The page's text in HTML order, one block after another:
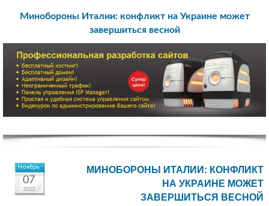
Минобороны Италии: конфликт на Украине может
завершиться весной
Ноябрь
07
2023
МИНОБОРОНЫ ИТАЛИИ: КОНФЛИКТ
НА УКРАИНЕ МОЖЕТ
ЗАВЕРШИТЬСЯ ВЕСНОЙ